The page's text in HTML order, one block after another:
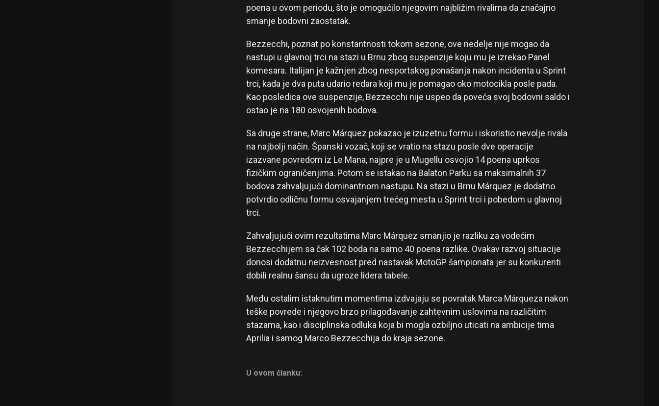
poena u ovom periodu, što je omogućilo njegovim najbližim rivalima da značajno
smanje bodovni zaostatak.
Bezzecchi, poznat po konstantnosti tokom sezone, ove nedelje nije mogao da
nastupi u glavnoj trci na stazi u Brnu zbog suspenzije koju mu je izrekao Panel
komesara. Italijan je kažnjen zbog nesportskog ponašanja nakon incidenta u Sprint
trci, kada je dva puta udario redara koji mu je pomagao oko motocikla posle pada.
Kao posledica ove suspenzije, Bezzecchi nije uspeo da poveća svoj bodovni saldo i
ostao je na 180 osvojenih bodova.
Sa druge strane, Marc Márquez pokazao je izuzetnu formu i iskoristio nevolje rivala
na najbolji način. Španski vozač, koji se vratio na stazu posle dve operacije
izazvane povredom iz Le Mana, najpre je u Mugellu osvojio 14 poena uprkos
fizičkim ograničenjima. Potom se istakao na Balaton Parku sa maksimalnih 37
bodova zahvaljujući dominantnom nastupu. Na stazi u Brnu Márquez je dodatno
potvrdio odličnu formu osvajanjem trećeg mesta u Sprint trci i pobedom u glavnoj
trci.
Zahvaljujući ovim rezultatima Marc Márquez smanjio je razliku za vodećim
Bezzecchijem sa čak 102 boda na samo 40 poena razlike. Ovakav razvoj situacije
donosi dodatnu neizvesnost pred nastavak MotoGP šampionata jer su konkurenti
dobili realnu šansu da ugroze lidera tabele.
Među ostalim istaknutim momentima izdvajaju se povratak Marca Márqueza nakon
teške povrede i njegovo brzo prilagođavanje zahtevnim uslovima na različitim
stazama, kao i disciplinska odluka koja bi mogla ozbiljno uticati na ambicije tima
Aprilia i samog Marco Bezzecchija do kraja sezone.
U ovom članku: